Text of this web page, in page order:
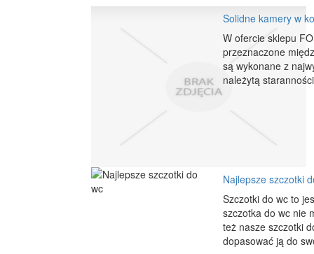
Solidne kamery w
W ofercie sklepu
przeznaczone
są wykonane z
należytą
Najlepsze szczotki
Szczotki do wc to
szczotka do wc nie
też nasze szczotki
dopasować ją do